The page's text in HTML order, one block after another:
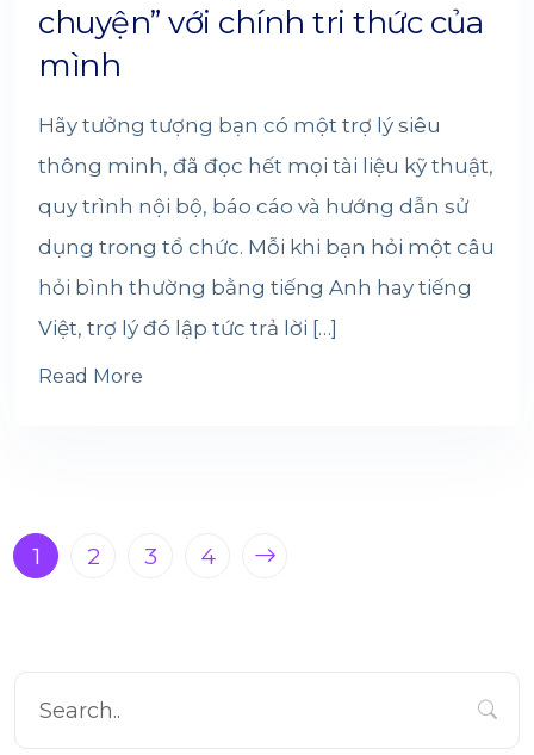
chuyện” với chính tri thức của
mình
Hãy tưởng tượng bạn có một trợ lý siêu
thông minh, đã đọc hết mọi tài liệu kỹ thuật,
quy trình nội bộ, báo cáo và hướng dẫn sử
dụng trong tổ chức. Mỗi khi bạn hỏi một câu
hỏi bình thường bằng tiếng Anh hay tiếng
Việt, trợ lý đó lập tức trả lời […]
Read More
1 2 3 4